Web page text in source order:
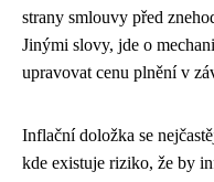
strany smlouvy před
Jinými slovy, jde o
upravovat cenu plnění v
Inflační doložka se
kde existuje riziko, že by